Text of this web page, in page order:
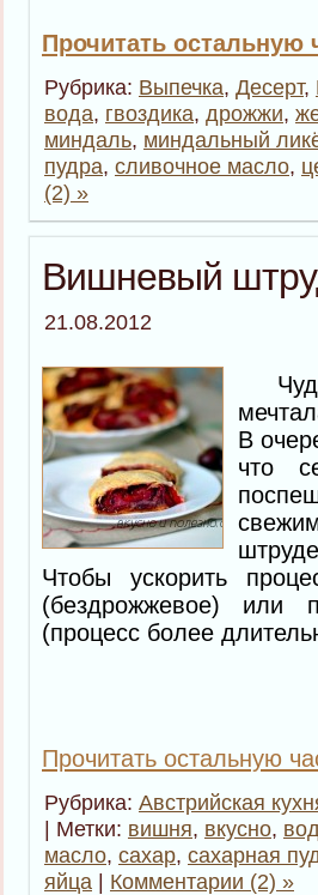
Прочитать остальную
Рубрика: Выпечка, Десерт,
вода, гвоздика, дрожжи,
миндаль, миндальный
пудра, сливочное масло,
(2) »
Вишневый
21.08.2012
В
что
Чтобы ускорить
(бездрожжевое) или
(процесс более
Прочитать остальную
Рубрика: Австрийская
| Метки: вишня, вкусно,
масло, сахар, сахарная
яйца | Комментарии (2) »